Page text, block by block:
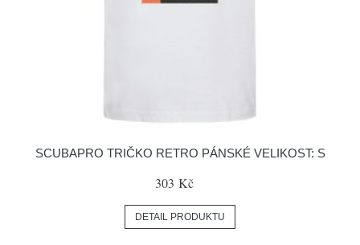
SCUBAPRO TRIČKO RETRO PÁNSKÉ VELIKOST: S
303 Kč
DETAIL PRODUKTU